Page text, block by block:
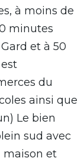
à moins de
minutes
et à 50
du
ainsi que
Le bien
sud avec
maison et